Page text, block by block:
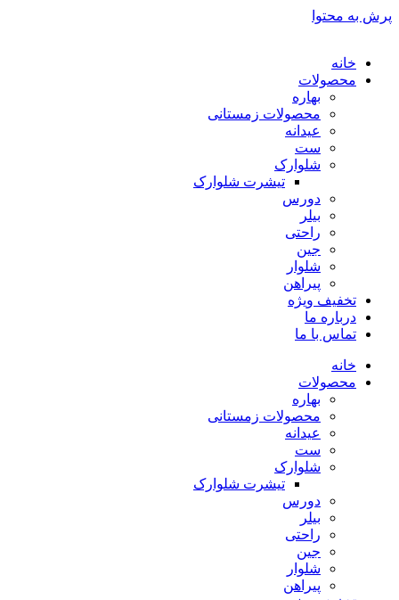
پرش به محتوا
خانه
محصولات
بهاره
محصولات زمستانی
عیدانه
ست
شلوارک
تیشرت شلوارک
دورس
بیلر
راحتی
جین
شلوار
پیراهن
تخفیف ویژه
درباره ما
تماس با ما
خانه
محصولات
بهاره
محصولات زمستانی
عیدانه
ست
شلوارک
تیشرت شلوارک
دورس
بیلر
راحتی
جین
شلوار
پیراهن